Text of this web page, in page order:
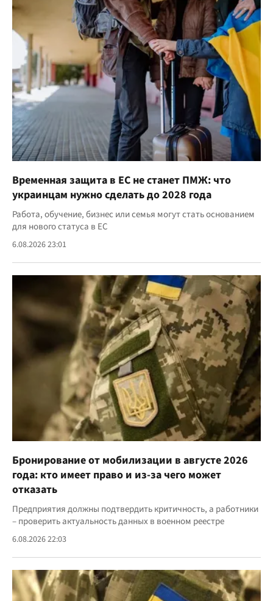
Временная защита в ЕС не станет ПМЖ: что
украинцам нужно сделать до 2028 года
Работа, обучение, бизнес или семья могут стать основанием
для нового статуса в ЕС
6.08.2026 23:01
Бронирование от мобилизации в августе 2026
года: кто имеет право и из-за чего может
отказать
Предприятия должны подтвердить критичность, а работники
– проверить актуальность данных в военном реестре
6.08.2026 22:03